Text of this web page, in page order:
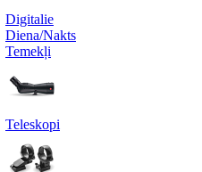
Digitalie
Diena/Nakts
Temekļi
Teleskopi